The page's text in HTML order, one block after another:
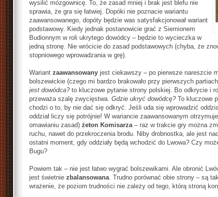
wysilić mózgownicę. To, że zasad mniej i brak jest blefu nie
sprawia, że gra się łatwiej. Dopóki nie poznacie wariantu
zaawansowanego, dopóty będzie was satysfakcjonował wariant
podstawowy. Kiedy jednak postanowicie grać z Siemionem
Budionnym w roli ukrytego dowódcy – będzie to wycieczka w
jedną stronę. Nie wrócicie do zasad podstawowych (chyba, że
stopniowego wprowadzania w grę).
Wariant zaawansowany jest ciekawszy – po pierwsze nareszcie
bolszewickie (czego mi bardzo brakowało przy pierwszych
jest dowódca?to kluczowe pytanie strony polskiej. Bo odkrycie i
przeważa szalę zwycięstwa. Gdzie ukryć dowódcę?To kluczowe
chodzi o to, by nie dać się odkryć. Jeśli uda się wprowadzić
oddział liczy się potrójnie! W wariancie zaawansowanym
omawianiu zasad) żeton Komisarza– raz w trakcie gry można
ruchu, nawet do przekroczenia brodu. Niby drobnostka, ale jest
ostatni moment, gdy oddziały będą wchodzić do Lwowa? Czy
Bugu?
Powiem tak – nie jest łatwo wygrać bolszewikami. Ale obronić
jest świetnie zbalansowana. Trudno porównać obie strony – są
wrażenie, że poziom trudności nie zależy od tego, którą stroną